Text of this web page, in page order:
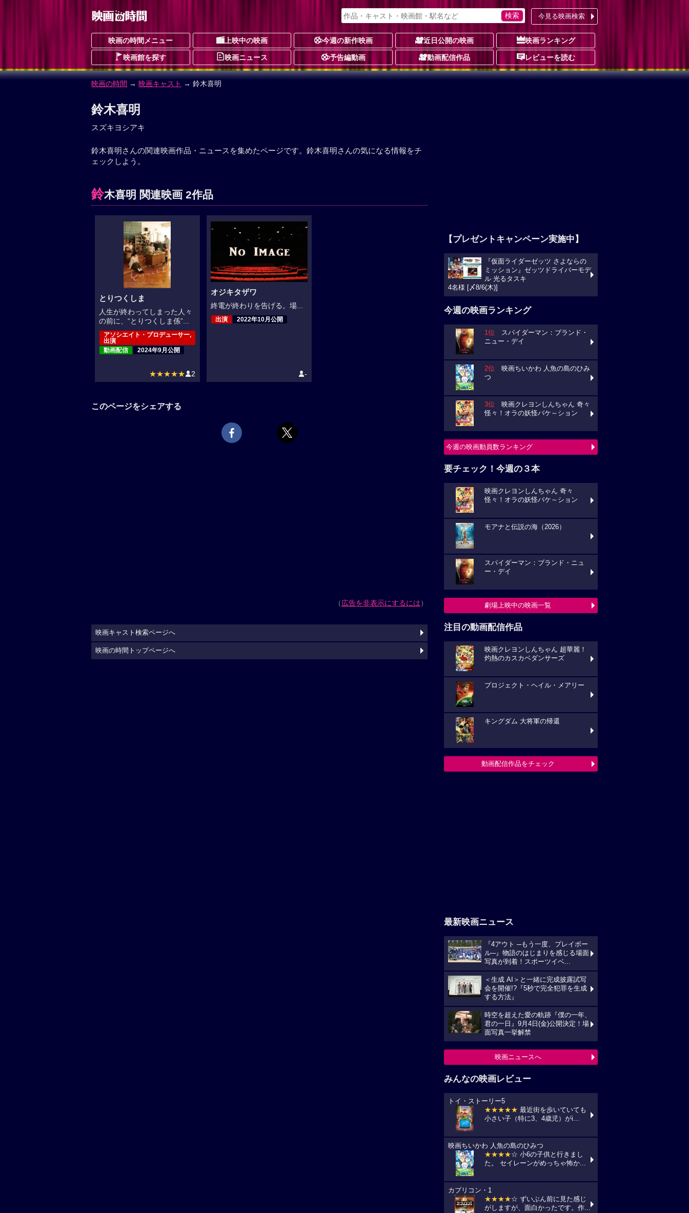
今見る映画検索
映画の時間メニュー 上映中の映画 今週の新作映画 近日公開の映画 映画ランキング
映画館を探す 映画ニュース 予告編動画 動画配信作品 レビューを読む
映画の時間 → 映画キャスト → 鈴木喜明
鈴木喜明
スズキヨシアキ
鈴木喜明さんの関連映画作品・ニュースを集めたページです。鈴木喜明さんの気になる情報をチ
ェックしよう。
鈴木喜明 関連映画 2作品
とりつくしま
人生が終わってしまった人々
の前に、“とりつくしま係”...
アソシエイト・プロデューサー,
出演
動画配信
2024年9月公開
★★★★★ 2
オジキタザワ
終電が終わりを告げる。場...
出演 2022年10月公開
-
このページをシェアする
（広告を非表示にするには）
【プレゼントキャンペーン実施中】
『仮面ライダーゼッツ さよならの
ミッション』ゼッツドライバーモデ
ル 光るタスキ
4名様 [〆8/6(木)]
今週の映画ランキング
1位 スパイダーマン：ブランド・
ニュー・デイ
2位 映画ちいかわ 人魚の島のひみ
つ
3位 映画クレヨンしんちゃん 奇々
怪々！オラの妖怪バケ～ション
今週の映画動員数ランキング
要チェック！今週の３本
映画クレヨンしんちゃん 奇々
怪々！オラの妖怪バケ～ション
モアナと伝説の海（2026）
スパイダーマン：ブランド・ニュ
ー・デイ
劇場上映中の映画一覧
注目の動画配信作品
映画クレヨンしんちゃん 超華麗！
灼熱のカスカベダンサーズ
プロジェクト・ヘイル・メアリー
キングダム 大将軍の帰還
動画配信作品をチェック
最新映画ニュース
『4アウト ─もう一度、プレイボー
ル─』物語のはじまりを感じる場面
写真が到着！スポーツイベ...
＜生成 AI＞と一緒に完成披露試写
会を開催!?『5秒で完全犯罪を生成
する方法』
時空を超えた愛の軌跡『僕の一年、
君の一日』9月4日(金)公開決定！場
面写真一挙解禁
映画ニュースへ
みんなの映画レビュー
トイ・ストーリー5
★★★★★ 最近街を歩いていても
小さい子（特に3、4歳児）がi...
映画ちいかわ 人魚の島のひみつ
★★★★☆ 小6の子供と行きまし
た。 セイレーンがめっちゃ怖か...
カプリコン・1
★★★★☆ ずいぶん前に見た感じ
がしますが、面白かったです。作...
映画キャスト検索ページへ
映画の時間トップページへ